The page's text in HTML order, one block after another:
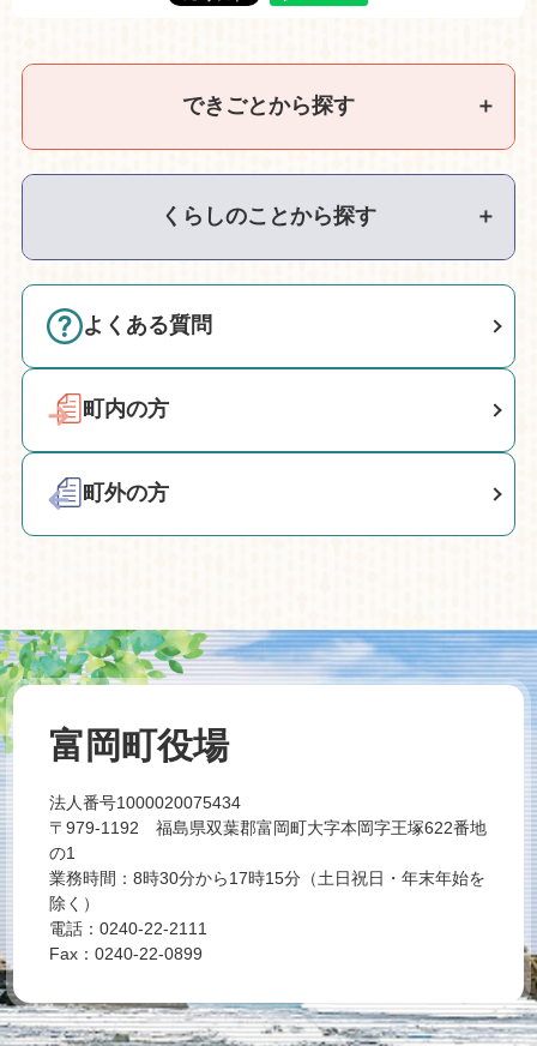
できごとから探す ＋
くらしのことから探す ＋
よくある質問
町内の方
町外の方
富岡町役場
法人番号1000020075434
〒979-1192 福島県双葉郡富岡町大字本岡字王塚622番地
の1
業務時間：8時30分から17時15分（土日祝日・年末年始を
除く）
電話：0240-22-2111
Fax：0240-22-0899